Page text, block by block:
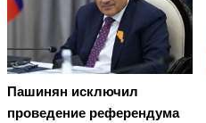
Пашинян исключил
проведение референдума